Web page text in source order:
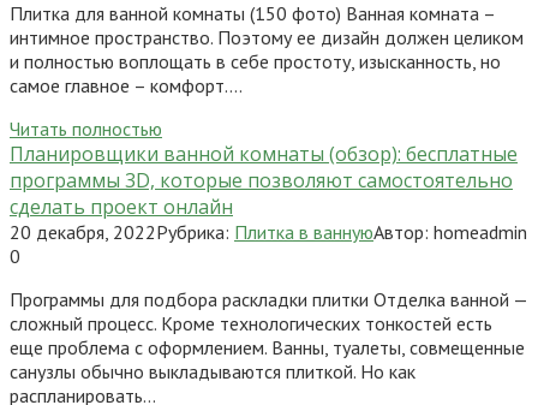
Плитка для ванной комнаты (150 фото) Ванная комната –
интимное пространство. Поэтому ее дизайн должен целиком
и полностью воплощать в себе простоту, изысканность, но
самое главное – комфорт….
Читать полностью
Планировщики ванной комнаты (обзор): бесплатные
программы 3D, которые позволяют самостоятельно
сделать проект онлайн
20 декабря, 2022Рубрика: Плитка в ваннуюАвтор: homeadmin
0
Программы для подбора раскладки плитки Отделка ванной —
сложный процесс. Кроме технологических тонкостей есть
еще проблема с оформлением. Ванны, туалеты, совмещенные
санузлы обычно выкладываются плиткой. Но как
распланировать…